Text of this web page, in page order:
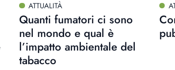
ATTUALITÀ
Quanti fumatori ci sono
nel mondo e qual è
l’impatto ambientale del
tabacco